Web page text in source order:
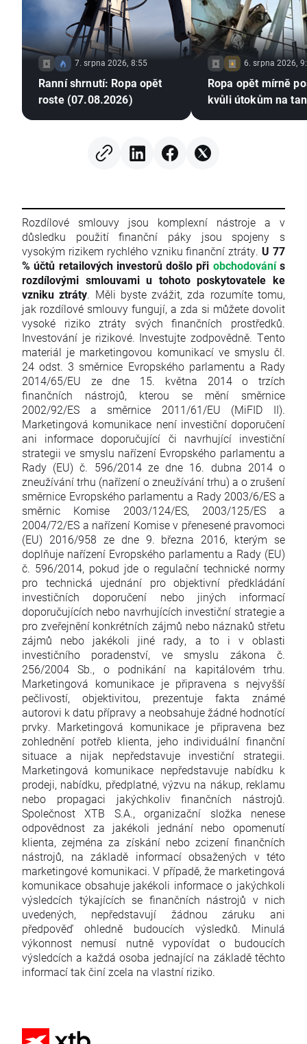
7. srpna 2026, 8:55
Ranní shrnutí: Ropa opět
roste (07.08.2026)
6. srpna 2026,
Ropa opět mírně
kvůli útokům na
Rozdílové smlouvy jsou komplexní nástroje a v
důsledku použití finanční páky jsou spojeny s
vysokým rizikem rychlého vzniku finanční ztráty. U 77
% účtů retailových investorů došlo při obchodovánís
rozdílovými smlouvami u tohoto poskytovatele ke
vzniku ztráty. Měli byste zvážit, zda rozumíte tomu,
jak rozdílové smlouvy fungují, a zda si můžete dovolit
vysoké riziko ztráty svých finančních prostředků.
Investování je rizikové. Investujte zodpovědně. Tento
materiál je marketingovou komunikací ve smyslu čl.
24 odst. 3 směrnice Evropského parlamentu a Rady
2014/65/EU ze dne 15. května 2014 o trzích
finančních nástrojů, kterou se mění směrnice
2002/92/ES a směrnice 2011/61/EU (MiFID II).
Marketingová komunikace není investiční doporučení
ani informace doporučující či navrhující investiční
strategii ve smyslu nařízení Evropského parlamentu a
Rady (EU) č. 596/2014 ze dne 16. dubna 2014 o
zneužívání trhu (nařízení o zneužívání trhu) a o zrušení
směrnice Evropského parlamentu a Rady 2003/6/ES a
směrnic Komise 2003/124/ES, 2003/125/ES a
2004/72/ES a nařízení Komise v přenesené pravomoci
(EU) 2016/958 ze dne 9. března 2016, kterým se
doplňuje nařízení Evropského parlamentu a Rady (EU)
č. 596/2014, pokud jde o regulační technické normy
pro technická ujednání pro objektivní předkládání
investičních doporučení nebo jiných informací
doporučujících nebo navrhujících investiční strategie a
pro zveřejnění konkrétních zájmů nebo náznaků střetu
zájmů nebo jakékoli jiné rady, a to i v oblasti
investičního poradenství, ve smyslu zákona č.
256/2004 Sb., o podnikání na kapitálovém trhu.
Marketingová komunikace je připravena s nejvyšší
pečlivostí, objektivitou, prezentuje fakta známé
autorovi k datu přípravy a neobsahuje žádné hodnotící
prvky. Marketingová komunikace je připravena bez
zohlednění potřeb klienta, jeho individuální finanční
situace a nijak nepředstavuje investiční strategii.
Marketingová komunikace nepředstavuje nabídku k
prodeji, nabídku, předplatné, výzvu na nákup, reklamu
nebo propagaci jakýchkoliv finančních nástrojů.
Společnost XTB S.A., organizační složka nenese
odpovědnost za jakékoli jednání nebo opomenutí
klienta, zejména za získání nebo zcizení finančních
nástrojů, na základě informací obsažených v této
marketingové komunikaci. V případě, že marketingová
komunikace obsahuje jakékoli informace o jakýchkoli
výsledcích týkajících se finančních nástrojů v nich
uvedených, nepředstavují žádnou záruku ani
předpověď ohledně budoucích výsledků. Minulá
výkonnost nemusí nutně vypovídat o budoucích
výsledcích a každá osoba jednající na základě těchto
informací tak činí zcela na vlastní riziko.